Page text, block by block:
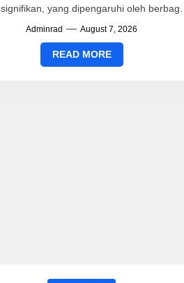
yang dipengaruhi oleh berbagai
Adminrad August 7, 2026
READ MORE